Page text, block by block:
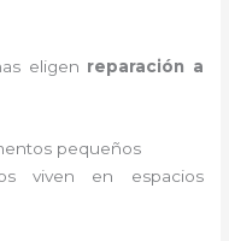
eligen reparación a
pequeños
viven en espacios